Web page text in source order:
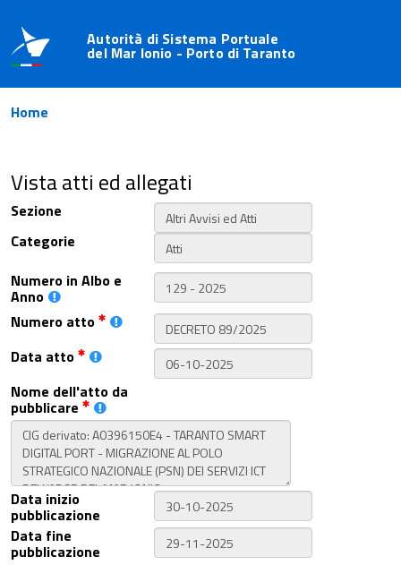
Autorità di Sistema Portuale
del Mar Ionio - Porto di Taranto
Home
Vista atti ed allegati
Sezione
Categorie
Numero in Albo e
Anno
Numero atto
Data atto
Nome dell'atto da
pubblicare
Data inizio
pubblicazione
Data fine
pubblicazione